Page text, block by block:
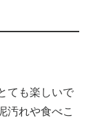
ても楽しいで
汚れや食べこ